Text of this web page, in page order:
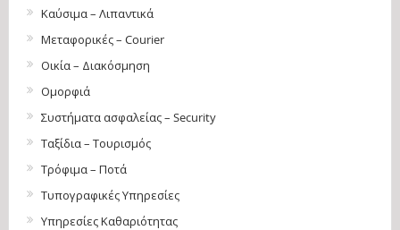
Καύσιμα – Λιπαντικά
Μεταφορικές – Courier
Οικία – Διακόσμηση
Ομορφιά
Συστήματα ασφαλείας – Security
Ταξίδια – Τουρισμός
Τρόφιμα – Ποτά
Τυπογραφικές Υπηρεσίες
Υπηρεσίες Καθαριότητας